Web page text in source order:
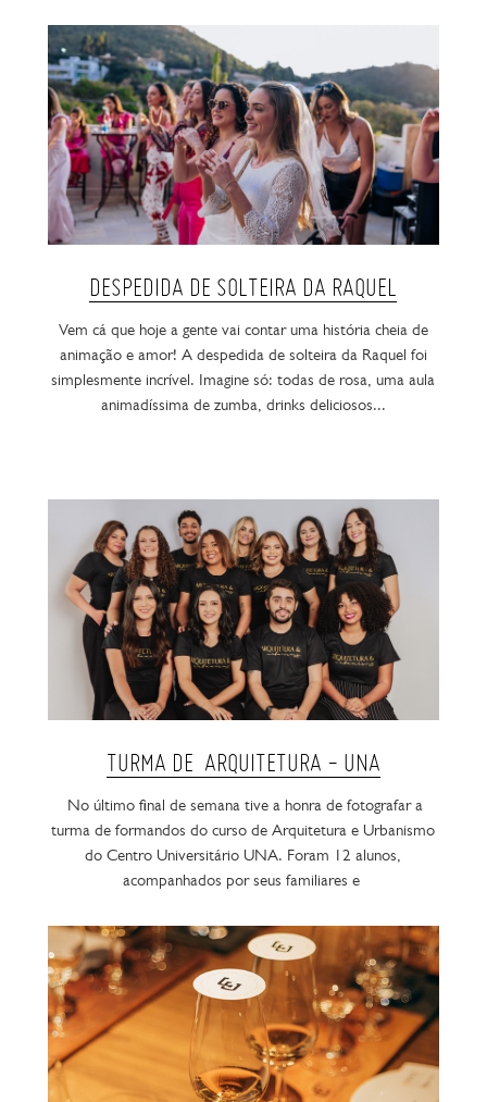
DESPEDIDA DE SOLTEIRA DA RAQUEL
Vem cá que hoje a gente vai contar uma história cheia de
animação e amor! A despedida de solteira da Raquel foi
simplesmente incrível. Imagine só: todas de rosa, uma aula
animadíssima de zumba, drinks deliciosos...
TURMA DE ARQUITETURA - UNA
No último final de semana tive a honra de fotografar a
turma de formandos do curso de Arquitetura e Urbanismo
do Centro Universitário UNA. Foram 12 alunos,
acompanhados por seus familiares e